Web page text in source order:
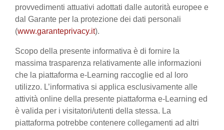
provvedimenti attuativi adottati dalle autorità europee e
dal Garante per la protezione dei dati personali
(www.garanteprivacy.it).
Scopo della presente informativa è di fornire la
massima trasparenza relativamente alle informazioni
che la piattaforma e-Learning raccoglie ed al loro
utilizzo. L’informativa si applica esclusivamente alle
attività online della presente piattaforma e-Learning ed
è valida per i visitatori/utenti della stessa. La
piattaforma potrebbe contenere collegamenti ad altri